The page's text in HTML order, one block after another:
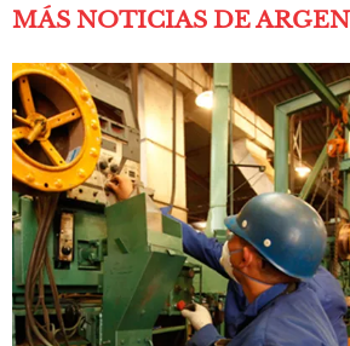
MÁS NOTICIAS DE